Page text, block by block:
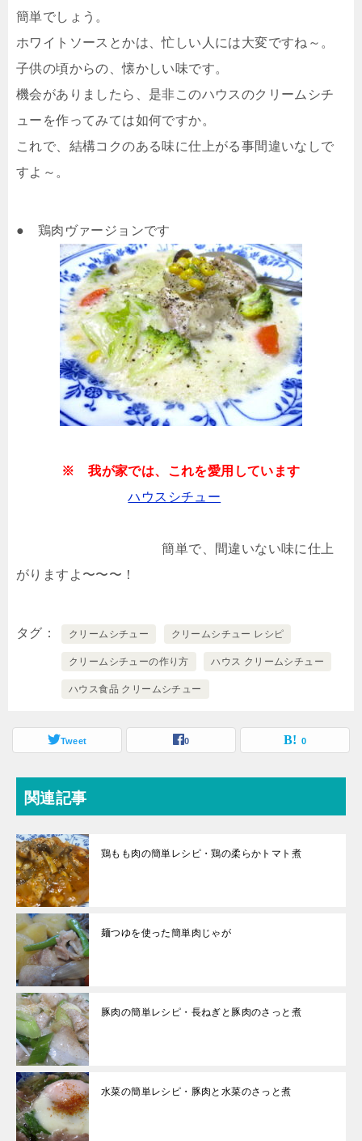
簡単でしょう。
ホワイトソースとかは、忙しい人には大変ですね～。
子供の頃からの、懐かしい味です。
機会がありましたら、是非このハウスのクリームシチ
ューを作ってみては如何ですか。
これで、結構コクのある味に仕上がる事間違いなしで
すよ～。
● 鶏肉ヴァージョンです
※ 我が家では、これを愛用しています
ハウスシチュー
簡単で、間違いない味に仕上
がりますよ〜〜〜！
タグ クリームシチュー クリームシチュー レシピ
クリームシチューの作り方 ハウス クリームシチュー
ハウス食品 クリームシチュー
Tweet 0 0
関連記事
鶏もも肉の簡単レシピ・鶏の柔らかトマト煮
麺つゆを使った簡単肉じゃが
豚肉の簡単レシピ・長ねぎと豚肉のさっと煮
水菜の簡単レシピ・豚肉と水菜のさっと煮